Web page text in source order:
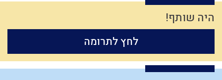
היה שותף!
לחץ לתרומה